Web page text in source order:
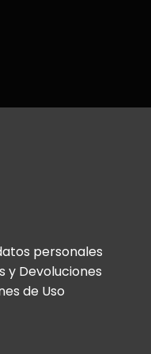
personales
y Devoluciones
de Uso